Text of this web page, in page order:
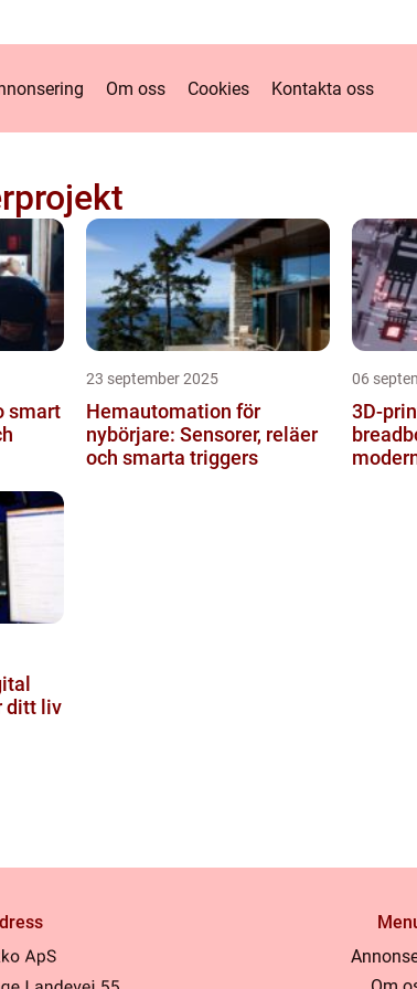
Om oss Cookies Kontakta oss
smart
23 september 2025
Hemautomation för
nybörjare: Sensorer, reläer
och smarta triggers
06
3D-
ditt liv